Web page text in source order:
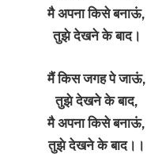
मै अपना किसे बनाऊं,
तुझे देखने के बाद।
मैं किस जगह पे जाऊं,
तुझे देखने के बाद,
मै अपना किसे बनाऊं,
तुझे देखने के बाद।।